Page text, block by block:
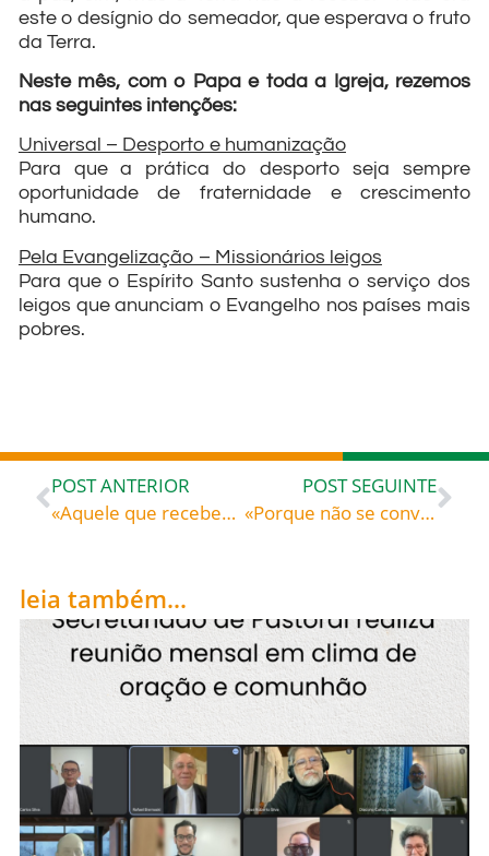
este o desígnio do semeador, que esperava o fruto
da Terra.
Neste mês, com o Papa e toda a Igreja, rezemos
nas seguintes intenções:
Universal – Desporto e humanização
Para que a prática do desporto seja sempre
oportunidade de fraternidade e crescimento
humano.
Pela Evangelização – Missionários leigos
Para que o Espírito Santo sustenha o serviço dos
leigos que anunciam o Evangelho nos países mais
pobres.
POST ANTERIOR
«Aquele que recebeu a semente em boa terra é o que ouve a palavra e a compreende… – Papa Francisco
POST SEGUINTE
«Porque não se converteram» – São Rafael Arnaiz Barón (1911-1938), monge trapista espanhol
leia também...